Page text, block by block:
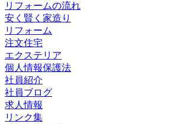
リフォームの流れ
安く賢く家造り
リフォーム
注文住宅
エクステリア
個人情報保護法
社員紹介
社員ブログ
求人情報
リンク集